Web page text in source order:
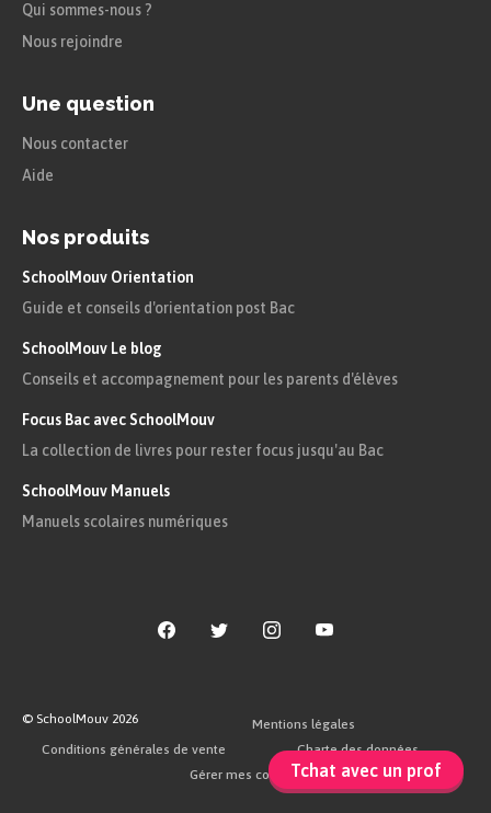
Tchat avec un prof
$\blue 1$
Il opère ici aussi la somme de parité :
$1+1+0+\red 0+1=3$, qui est impair.
Nous voyons tout de suite quelles sont les limites
d’un tel contrôle.
Imaginons qu’il y ait un nombre pair
de bits erronés.
Reprenons l’exemple ci-dessus. Le destinataire
reçoit un message avec $2$ erreurs :
Pour lui, il n’y a pas d’erreur, alors
Qui sommes-nous ?
Nous rejoindre
Une question
Nous contacter
Aide
Nos produits
SchoolMouv Orientation
Guide et conseils d'orientation post Bac
SchoolMouv Le blog
Conseils et accompagnement pour les parents d'élèves
Focus Bac avec SchoolMouv
La collection de livres pour rester focus jusqu'au Bac
SchoolMouv Manuels
Manuels scolaires numériques
© SchoolMouv 2026
Mentions légales
Conditions générales de vente
Charte des données
Gérer mes cookies